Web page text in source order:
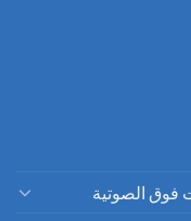
الصوتية